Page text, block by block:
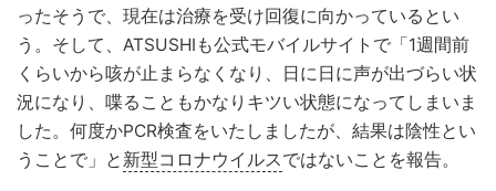
ったそうで、現在は治療を受け回復に向かっているとい
う。そして、ATSUSHIも公式モバイルサイトで「1週間前
くらいから咳が止まらなくなり、日に日に声が出づらい状
況になり、喋ることもかなりキツい状態になってしまいま
した。何度かPCR検査をいたしましたが、結果は陰性とい
うことで」と 新型コロナウイルスではないことを報告。